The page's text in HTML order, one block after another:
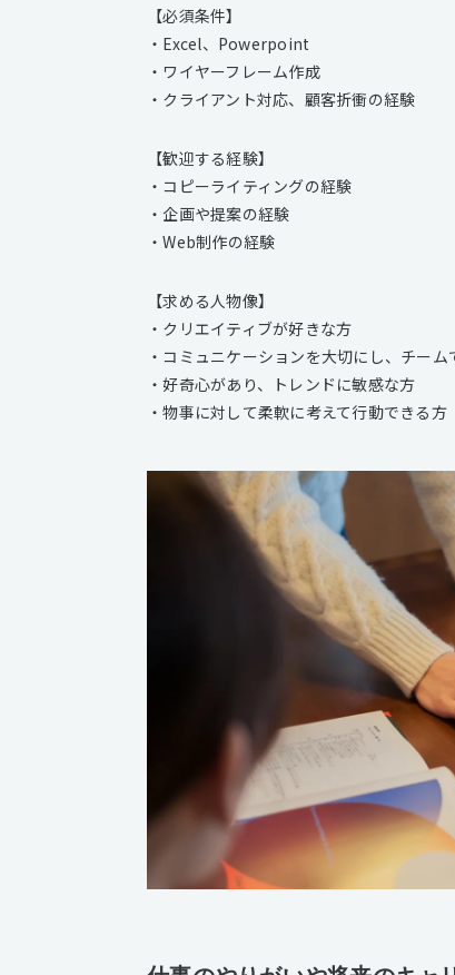
【必須条件】
・Excel、Powerpoint
・ワイヤーフレーム作成
・クライアント対応、顧客折衝の経験
【歓迎する経験】
・コピーライティングの経験
・企画や提案の経験
・Web制作の経験
【求める人物像】
・クリエイティブが好きな方
・コミュニケーションを大切にし、チー
・好奇心があり、トレンドに敏感な方
・物事に対して柔軟に考えて行動できる方